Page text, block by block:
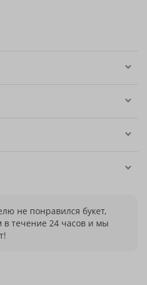
не понравился букет,
в течение 24 часов и мы